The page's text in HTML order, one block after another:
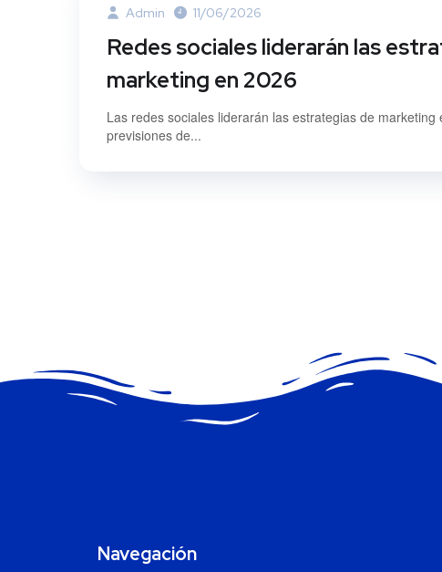
Admin 11/06/2026
Redes sociales liderarán las
marketing en 2026
Las redes sociales liderarán las estrategias de marketing
previsiones de...
Navegación